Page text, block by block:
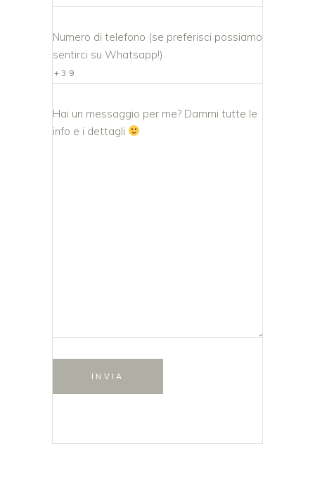
Numero di telefono (se preferisci possiamo
sentirci su Whatsapp!)
Hai un messaggio per me? Dammi tutte le
info e i dettagli
INVIA